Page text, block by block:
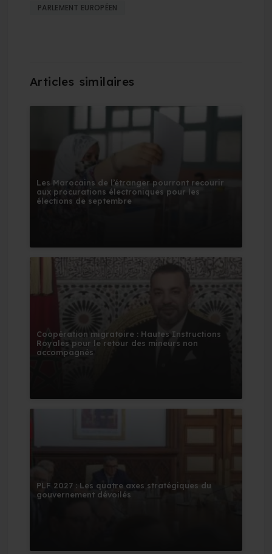
PARLEMENT EUROPÉEN
Les Marocains de l’étranger pourront recourir
aux procurations électroniques pour les
élections de septembre
Coopération migratoire : Hautes Instructions
Royales pour le retour des mineurs non
accompagnés
PLF 2027 : Les quatre axes stratégiques du
gouvernement dévoilés